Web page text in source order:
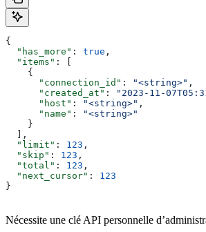
{
  "has_more"
: true ,
  "items"
: [
    {
      "connection_id"
: "<string>" ,
      "created_at"
: "2023-11-
      "host"
: "<string>" ,
      "name"
:
"<string>"
    }
  ],
  "limit"
: 123 ,
  "skip"
: 123 ,
  "total"
: 123 ,
  "next_cursor"
: 123
}
Nécessite une clé API personnelle